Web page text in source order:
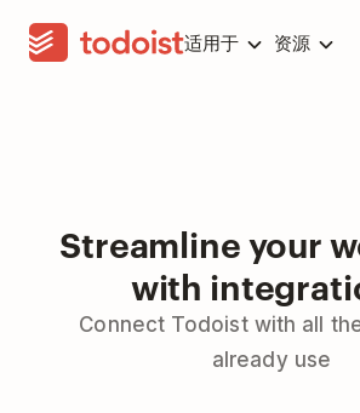
适用于 资源
Streamline your
with
Connect Todoist with all
already use